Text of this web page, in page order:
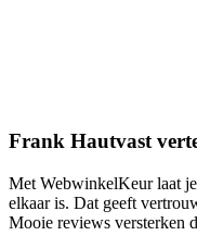
Frank Hautvast
Met WebwinkelKeur laat
elkaar is. Dat geeft
Mooie reviews versterken